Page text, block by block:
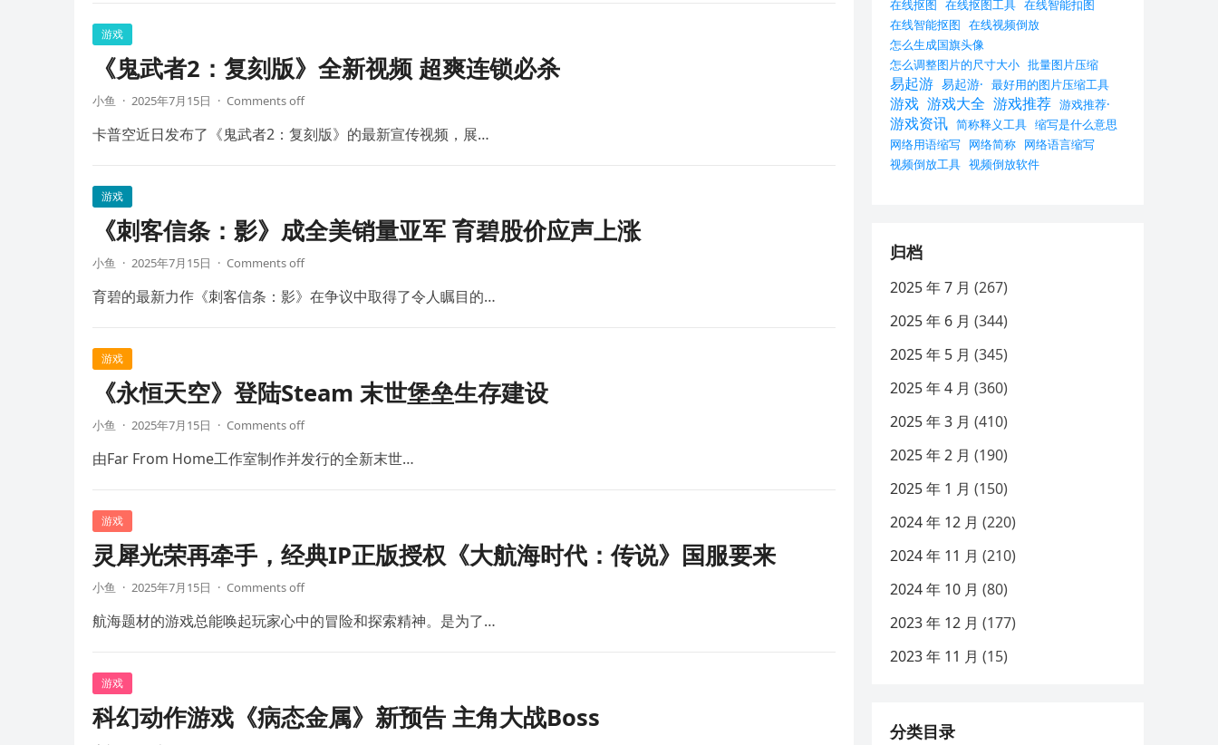
游戏
《鬼武者2：复刻版》全新视频 超爽连锁必杀
小鱼 · 2025年7月15日 · Comments off
卡普空近日发布了《鬼武者2：复刻版》的最新宣传视频，展…
游戏
《刺客信条：影》成全美销量亚军 育碧股价应声上涨
小鱼 · 2025年7月15日 · Comments off
育碧的最新力作《刺客信条：影》在争议中取得了令人瞩目的…
游戏
《永恒天空》登陆Steam 末世堡垒生存建设
小鱼 · 2025年7月15日 · Comments off
由Far From Home工作室制作并发行的全新末世…
游戏
灵犀光荣再牵手，经典IP正版授权《大航海时代：传说》国服要来
小鱼 · 2025年7月15日 · Comments off
航海题材的游戏总能唤起玩家心中的冒险和探索精神。是为了…
游戏
科幻动作游戏《病态金属》新预告 主角大战Boss
在线抠图 在线抠图工具 在线智能扣图
在线智能抠图 在线视频倒放
怎么生成国旗头像
怎么调整图片的尺寸大小 批量图片压缩
易起游 易起游· 最好用的图片压缩工具
游戏 游戏大全 游戏推荐 游戏推荐·
游戏资讯 简称释义工具 缩写是什么意思
网络用语缩写 网络简称 网络语言缩写
视频倒放工具 视频倒放软件
归档
2025 年 7 月 (267)
2025 年 6 月 (344)
2025 年 5 月 (345)
2025 年 4 月 (360)
2025 年 3 月 (410)
2025 年 2 月 (190)
2025 年 1 月 (150)
2024 年 12 月 (220)
2024 年 11 月 (210)
2024 年 10 月 (80)
2023 年 12 月 (177)
2023 年 11 月 (15)
分类目录